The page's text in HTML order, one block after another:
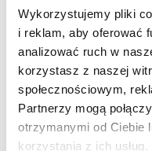
Wykorzystujemy pliki
i reklam, aby oferować
analizować ruch w
korzystasz z naszej
społecznościowym,
Partnerzy mogą
otrzymanymi od Ciebie
korzystania z ich usług.
Otyłość gynoidalna
(pośladkowo-udowa) –
przyczyny,
charakterystyka,
Dowiedz się więcej
OTYŁOŚĆ